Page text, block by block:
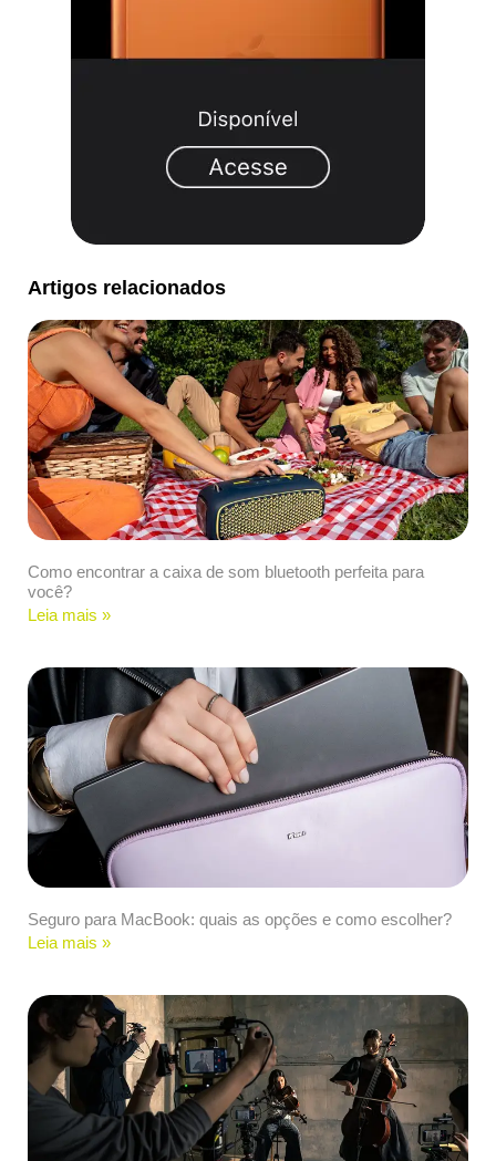
Artigos relacionados
Como encontrar a caixa de som bluetooth perfeita para
você?
Leia mais »
Seguro para MacBook: quais as opções e como escolher?
Leia mais »